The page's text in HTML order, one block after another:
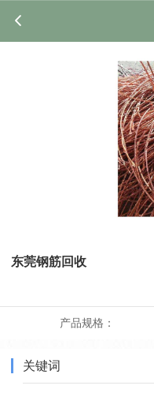
东莞钢筋回收
产品规格：
关键词